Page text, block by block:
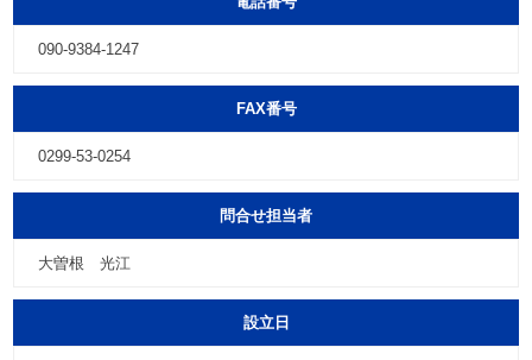
090-9384-1247
FAX番号
0299-53-0254
問合せ担当者
大曽根 光江
設立日